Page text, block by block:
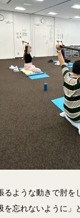
るような動きで肘を
忘れないように」